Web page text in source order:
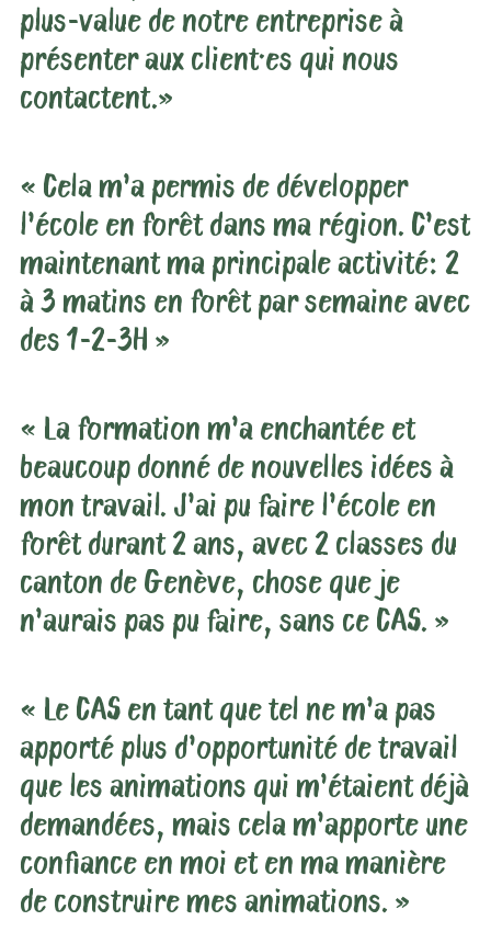
plus-value de notre entreprise à
présenter aux client·es qui nous
contactent.»
« Cela m’a permis de développer
l’école en forêt dans ma région. C’est
maintenant ma principale activité: 2
à 3 matins en forêt par semaine avec
des 1-2-3H »
« La formation m’a enchantée et
beaucoup donné de nouvelles idées à
mon travail. J’ai pu faire l’école en
forêt durant 2 ans, avec 2 classes du
canton de Genève, chose que je
n’aurais pas pu faire, sans ce CAS. »
« Le CAS en tant que tel ne m’a pas
apporté plus d’opportunité de travail
que les animations qui m’étaient déjà
demandées, mais cela m’apporte une
confiance en moi et en ma manière
de construire mes animations. »